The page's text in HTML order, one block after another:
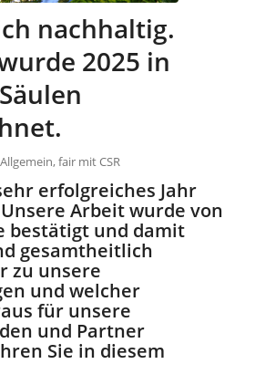
nachhaltig.
2025 in
Allgemein,fair mit CSR
erfolgreiches Jahr
Arbeit wurde von
bestätigt und damit
gesamtheitlich
zu unsere
und welcher
für unsere
und Partner
Sie in diesem